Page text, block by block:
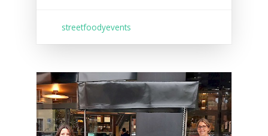
streetfoodyevents